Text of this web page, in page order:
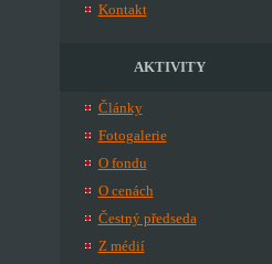
Kontakt
AKTIVITY
Články
Fotogalerie
O fondu
O cenách
Čestný předseda
Z médií